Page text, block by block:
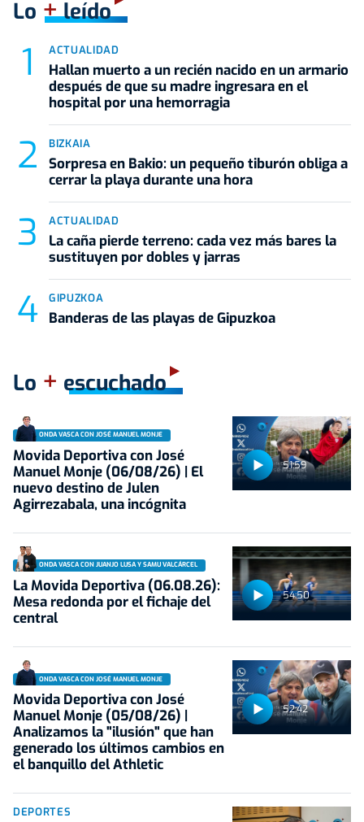
Lo +leído
ACTUALIDAD
Hallan muerto a un recién nacido en un armario
después de que su madre ingresara en el
hospital por una hemorragia
BIZKAIA
Sorpresa en Bakio: un pequeño tiburón obliga a
cerrar la playa durante una hora
ACTUALIDAD
La caña pierde terreno: cada vez más bares la
sustituyen por dobles y jarras
GIPUZKOA
Banderas de las playas de Gipuzkoa
Lo + escuchado
51:59
ONDA VASCA CON JOSÉ MANUEL MONJE
Movida Deportiva con José
Manuel Monje (06/08/26) | El
nuevo destino de Julen
Agirrezabala, una incógnita
54:50
ONDA VASCA CON JUANJO LUSA Y SAMU VALCÁRCEL
La Movida Deportiva (06.08.26):
Mesa redonda por el fichaje del
central
52:42
ONDA VASCA CON JOSÉ MANUEL MONJE
Movida Deportiva con José
Manuel Monje (05/08/26) |
Analizamos la "ilusión" que han
generado los últimos cambios en
el banquillo del Athletic
DEPORTES